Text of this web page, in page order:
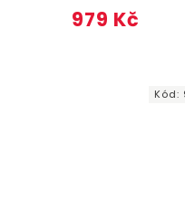
979 Kč
Kód: